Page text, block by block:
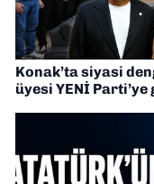
Konak’ta siyasi
üyesi YENİ Parti’ye